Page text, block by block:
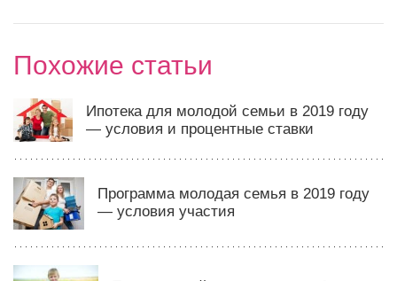
Похожие статьи
Ипотека для молодой семьи в 2019 году
— условия и процентные ставки
Программа молодая семья в 2019 году
— условия участия